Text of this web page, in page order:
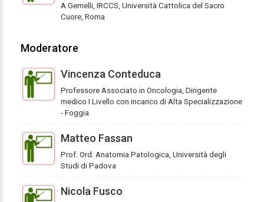
A.Gemelli, IRCCS, Università Cattolica del Sacro
Cuore, Roma
Moderatore
Vincenza Conteduca
Professore Associato in Oncologia, Dirigente
medico I Livello con incarico di Alta Specializzazione
- Foggia
Matteo Fassan
Prof. Ord. Anatomia Patologica, Università degli
Studi di Padova
Nicola Fusco